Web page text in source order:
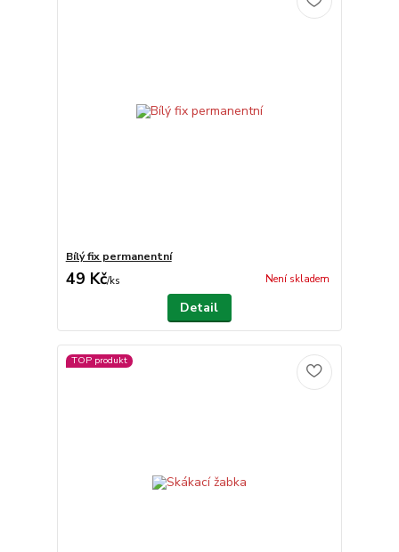
Bílý fix permanentní
49 Kč/ks Není skladem
Detail
TOP produkt